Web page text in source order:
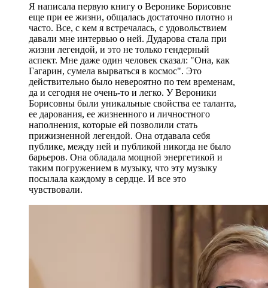
Я написала первую книгу о Веронике Борисовне
еще при ее жизни, общалась достаточно плотно и
часто. Все, с кем я встречалась, с удовольствием
давали мне интервью о ней. Дударова стала при
жизни легендой, и это не только гендерный
аспект. Мне даже один человек сказал: "Она, как
Гагарин, сумела вырваться в космос". Это
действительно было невероятно по тем временам,
да и сегодня не очень-то и легко. У Вероники
Борисовны были уникальные свойства ее таланта,
ее дарования, ее жизненного и личностного
наполнения, которые ей позволили стать
прижизненной легендой. Она отдавала себя
публике, между ней и публикой никогда не было
барьеров. Она обладала мощной энергетикой и
таким погружением в музыку, что эту музыку
посылала каждому в сердце. И все это
чувствовали.